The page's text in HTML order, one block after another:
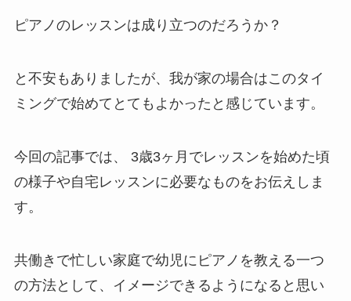
ピアノのレッスンは成り立つのだろうか？
と不安もありましたが、我が家の場合はこのタイ
ミングで始めてとてもよかったと感じています。
今回の記事では、 3歳3ヶ月でレッスンを始めた頃
の様子や自宅レッスンに必要なものをお伝えしま
す。
共働きで忙しい家庭で幼児にピアノを教える一つ
の方法として、イメージできるようになると思い